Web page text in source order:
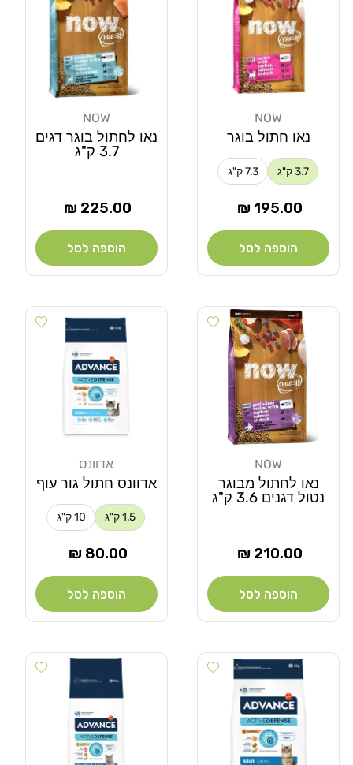
NOW
נאו חתול בוגר
3.7 ק"ג 7.3 ק"ג
מחיר
195.00 ₪
הוספה לסל
NOW
נאו לחתול בוגר דגים
3.7 ק"ג
מחיר
225.00 ₪
הוספה לסל
Add wishlist
NOW
נאו לחתול מבוגר
נטול דגנים 3.6 ק"ג
מחיר
210.00 ₪
הוספה לסל
Add wishlist
אדוונס
אדוונס חתול גור עוף
1.5 ק"ג 10 ק"ג
מחיר
80.00 ₪
הוספה לסל
Add wishlist
Add wishlist